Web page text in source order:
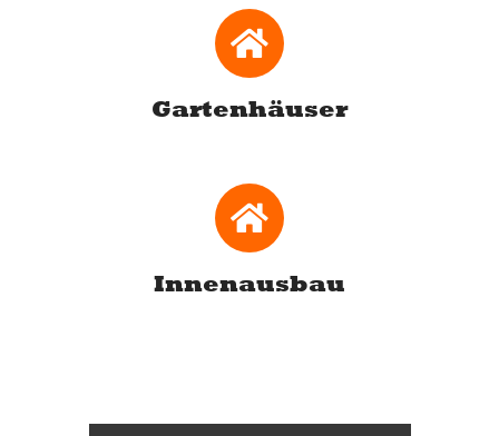
Gartenhäuser
Innenausbau